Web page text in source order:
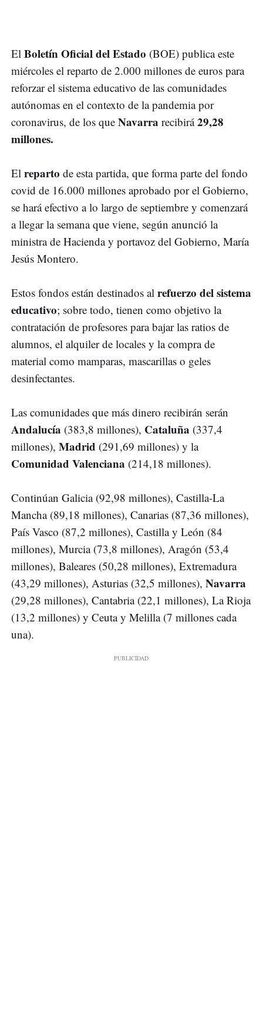
El Boletín Oficial del Estado (BOE) publica este
miércoles el reparto de 2.000 millones de euros para
reforzar el sistema educativo de las comunidades
autónomas en el contexto de la pandemia por
coronavirus, de los que Navarra recibirá29,28
millones.
El reparto de esta partida, que forma parte del fondo
covid de 16.000 millones aprobado por el Gobierno,
se hará efectivo a lo largo de septiembre y comenzará
a llegar la semana que viene, según anunció la
ministra de Hacienda y portavoz del Gobierno, María
Jesús Montero.
Estos fondos están destinados al refuerzo del sistema
educativo; sobre todo, tienen como objetivo la
contratación de profesores para bajar las ratios de
alumnos, el alquiler de locales y la compra de
material como mamparas, mascarillas o geles
desinfectantes.
Las comunidades que más dinero recibirán serán
Andalucía (383,8 millones), Cataluña (337,4
millones), Madrid (291,69 millones) y la
Comunidad Valenciana (214,18 millones).
Continúan Galicia (92,98 millones), Castilla-La
Mancha (89,18 millones), Canarias (87,36 millones),
País Vasco (87,2 millones), Castilla y León (84
millones), Murcia (73,8 millones), Aragón (53,4
millones), Baleares (50,28 millones), Extremadura
(43,29 millones), Asturias (32,5 millones), Navarra
(29,28 millones), Cantabria (22,1 millones), La Rioja
(13,2 millones) y Ceuta y Melilla (7 millones cada
una).